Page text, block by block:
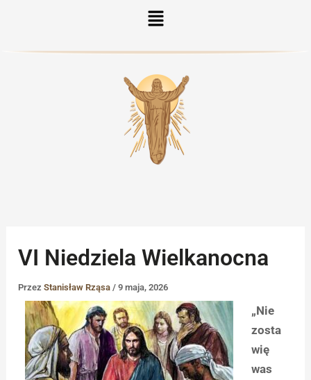
Menu
VI Niedziela Wielkanocna
PrzezStanisław Rząsa/9 maja, 2026
„Nie
zosta
wię
was